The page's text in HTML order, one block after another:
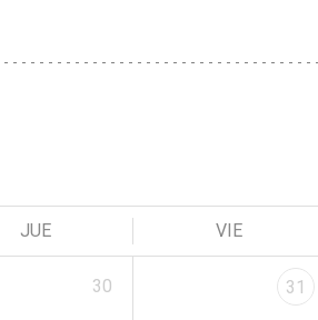
JUE VIE
30 31